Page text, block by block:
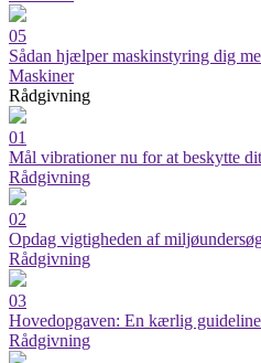
05
Sådan hjælper maskinstyring dig
Maskiner
Rådgivning
01
Mål vibrationer nu for at beskytte
Rådgivning
02
Opdag vigtigheden af
Rådgivning
03
Hovedopgaven: En kærlig
Rådgivning